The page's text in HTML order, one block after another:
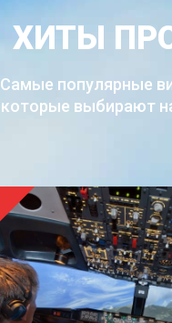
ХИТЫ
Самые популярные
которые выбирают